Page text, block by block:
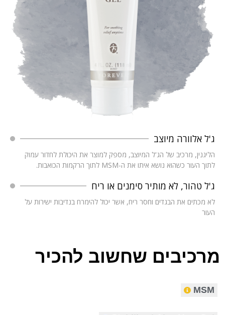
ג'ל אלוורה מיוצב
הליגנין, מרכיב של הג'ל המיוצב, מספק למוצר את היכולת לחדור עמוק
לתוך העור כשהוא נושא איתו את ה-MSM ‮‬לתוך הרקמות הכואבות.
ג'ל טהור, לא מותיר סימנים או ריח
לא מכתים את הבגדים וחסר ריח, אשר יכול להימרח בנדיבות ישירות על
העור
מרכיבים שחשוב להכיר
MSM